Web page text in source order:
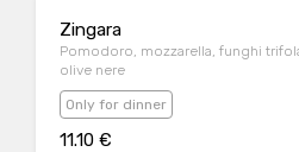
Zingara
Pomodoro, mozzarella, funghi
olive nere
Only for dinner
11.10 €